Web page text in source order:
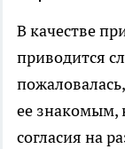
В качестве
приводится
ее знакомым,
согласия на